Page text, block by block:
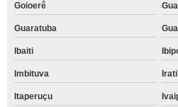
Goioerê
Guaratuba
Ibaiti
Imbituva Irati
Itaperuçu